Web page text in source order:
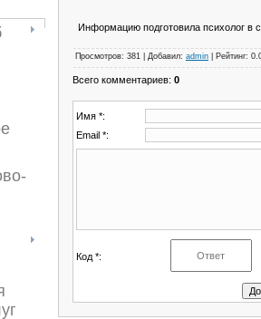
Информацию подготовила психолог
Просмотров: 381 Добавил: admin Рейтинг:
Всего комментариев: 0
Имя *:
Email *:
Код *: